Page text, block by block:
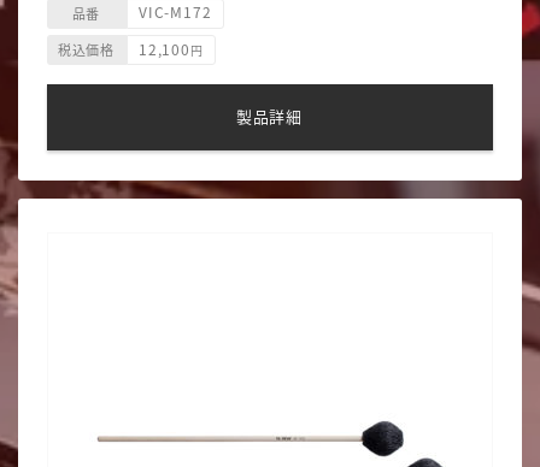
ヘッド形状 四角型
品番 VIC-M172
税込価格 12,100 円
製品詳細